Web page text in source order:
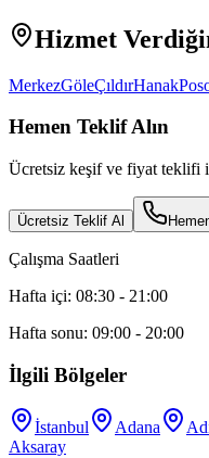
Hizmet
MerkezGöleÇıldırHanak
Hemen Teklif Alın
Ücretsiz keşif ve fiyat teklifi
Ücretsiz Teklif Al
Çalışma Saatleri
Hafta içi: 08:30 - 21:00
Hafta sonu: 09:00 - 20:00
İlgili Bölgeler
İstanbul Adana
Aksaray